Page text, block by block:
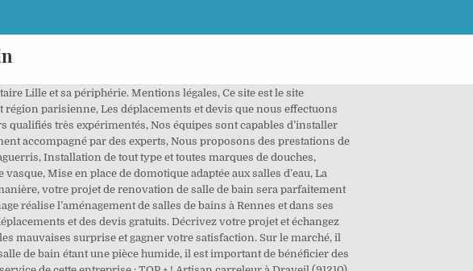
et à la loi Informatique et Libertés. Ce n’est plus un passage obligatoire le matin ou le soir mais plutôt un synonyme de détente et de … Préférez-vous vous concentrer sur l’installation de nouveaux meubles de salle de bain plus esthétiques ou plus grands ? La limite n’est donc que celle de votre imagination. Quand on est fiere d'un travail on se doit de le dire, alors je vous remercie et je n'hésiterai pas à refaire appel à vous! Voulez-vous poser une douche à l’italienne ? C’est possible grâce à la renovation de salle de bain. Ils ont parfaitement compris sur quoi repose la qualité du service. La rigueur ainsi que le suivi client. 4.9. corinne dupont. Voici quelques articles qui vous aiderons pour refaire sa salle de bain en toute tranquilité. Artisan couvreur à Houilles dans les Yvelines réalise tous vos travaux de couverture, salle de bains, peinture, plomberie, en création et rénovation. Elle peut également ne plus correspondre à votre gout, en raison des vieux meubles. Ces modifications peuvent être de différentes natures. Par chance, nos équipes maîtrisent parfaitement toutes ces interventions. Ils veillent notamment à ce que tous les ouvrages effectués dans votre salle de bains soient conformes aux normes, mais aussi à vos exigences. C'est rare de voir des gens dans le milieu aussi raisonnable et sérieux. Je n'ai eu aucun soucis merci. En outre, tout au long de la réalisation de votre projet, des experts du domaine vous conseillent. Ravie de la transformation de ma salle de bain. C’est pourquoi, depuis des années, nous avons mis sur pied une équipe de professionnels du SAV. Aucun de vos projets n’est hors de portée de notre équipe de professionnels de la rénovation. Le prix des rénovations de la salle de bain peut varier en fonction de l'utilisation et de ce qu'elle comprend. De plus, certaines salles de bain sont ne sont pas très esthétiques. Une vieille robinetterie peut faire déclencher une fuite d’eau et vous faire perdre toutes vos économies. En effet, nous avons fait le choix de ne faire qu’une chose mais de la faire parfaitement. La rénovation de salles de bains nécessite des travaux importants et variés : plomberie, électricité, maçonnerie, revêtement... Ces travaux doivent être confiés à des artisans qualifiés afin que le résultat soit durable et de qualité. Pour atteindre une réelle satisfaction client, il est par ailleurs nécessaire de posséder un excellent service client. Pour vos travaux, consultez gratuitement ses coordonnées, prestations et les avis clients pour prendre directement contact avec l'artisan / entreprise et obtenir un devis ou un rendez-vous ! Copyright © 2020. Vous cherchez un installateur de salle de bains dans la Sarthe ? Elle comprend tous les éléments indispensables : meubles, vasque, sous-vasque, douche, WC, robinetterie…. Enfin, désirez-vous modifier la robinetterie ? Salle de bain. Pour cette raison, depuis plus de 10 ans maintenant, nous nous perfectionnons dans cet art. Nous avons adorer faire appel à vous. Nous vous proposons les meilleures solutions afin de donner à votre salle de bain le look que vous cherchez. Afin de mieux vous conseiller et se projeter davantage dans votre futur piÃ¨ce de vie, nous rÃ©alisons dÃ©sormais des perspectives 3D et 2D gratuites de salle de bain avec votre devis. Rénovation salle de bain Choisir son artisan pour un aménagement de salle de bain pour handicapé et PMR. Greco Artisan plombier spécialiste en salle de bain haut de gamme,douche à l'italienne sur Le Touquet, Stella-Plage,Berck Nous vous offrons la possibilité de visualiser l’espace de votre pièce en fonction de ses volumes et de votre idée de salle de bain. Nous pouvons remplacer une baignoire par une douche à l’italienne,